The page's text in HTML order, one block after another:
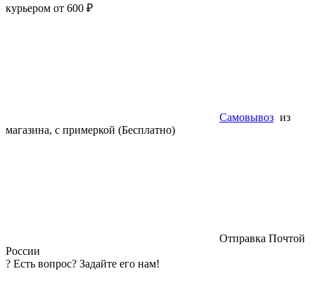
курьером от 600 ₽
Самовывоз из
магазина, с примеркой (Бесплатно)
Отправка Почтой
России
? Есть вопрос? Задайте его нам!